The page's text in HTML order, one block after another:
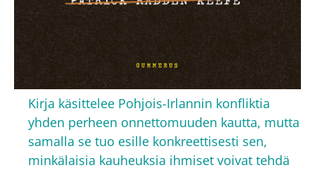
Kirja käsittelee Pohjois-Irlannin konfliktia
yhden perheen onnettomuuden kautta, mutta
samalla se tuo esille konkreettisesti sen,
minkälaisia kauheuksia ihmiset voivat tehdä